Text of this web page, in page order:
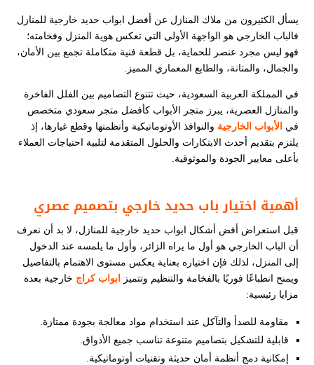
يسأل الكثيرون من ملاك المنازل عن أفضل ابواب حديد خارجية للمنازل​
فالباب الخارجي هو الواجهة الأولى التي تعكس هوية المنزل وفخامته؛
فهو ليس مجرد عنصر للحماية، بل قطعة فنية متكاملة تجمع بين الأمان،
والجمال، والمتانة، والطابع المعماري المميز.
في المملكة العربية السعودية، حيث تتنوع التصاميم بين الفلل الفاخرة
والمنازل العصرية، يبرز متجر الأبواب كأفضل متجر سعودي متخصص
في الأبواب الخارجية والنوافذ الأوتوماتيكية وأنظمتها وقطع غيارها، إذ
يلتزم بتقديم أحدث الابتكارات والحلول المتقدمة لتلبية احتياجات العملاء
بأعلى معايير الجودة والموثوقية.
أهمية اختيار باب حديد خارجي بتصميم عصري
قبل استعراض أفض أشكال ابواب حديد خارجية للمنازل​، لا بد أن نعرف
أن الباب الخارجي هو أول ما يراه الزائر، وأول ما يلمسه عند الدخول
إلى المنزل، لذلك فإن اختياره بعناية يعكس مستوى الاهتمام بالتفاصيل
ويمنح انطباعًا فوريًا بالفخامة والتنظيم وتتميز
ابواب كراج ​ خارجية بعدة
مزايا رئيسية:
مقاومة للصدأ والتآكل عند استخدام مواد معالجة بجودة ممتازة.
قابلية للتشكيل بتصاميم متنوعة تناسب جميع الأذواق.
إمكانية دمج أنظمة أمان حديثة وتقنيات أوتوماتيكية.